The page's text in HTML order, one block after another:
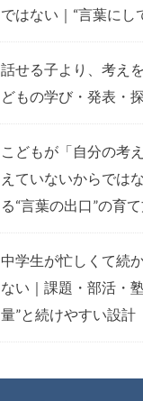
ではない｜“言葉にし
話せる子より、考え
どもの学び・発表・
こどもが「自分の考
えていないからでは
る“言葉の出口”の育
中学生が忙しくて続
ない｜課題・部活・
量”と続けやすい設計